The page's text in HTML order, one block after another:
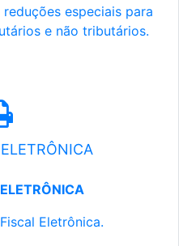
especiais para
e não tributários.
Eletrônica.